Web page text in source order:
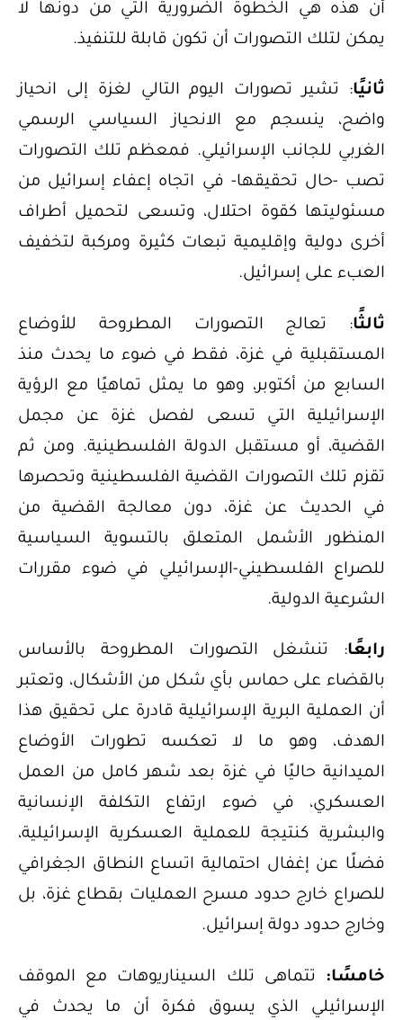
أن هذه هي الخطوة الضرورية التي من دونها لا
يمكن لتلك التصورات أن تكون قابلة للتنفيذ.
ثانيًا: تشير تصورات اليوم التالي لغزة إلى انحياز
واضح، ينسجم مع الانحياز السياسي الرسمي
الغربي للجانب الإسرائيلي. فمعظم تلك التصورات
تصب -حال تحقيقها- في اتجاه إعفاء إسرائيل من
مسئوليتها كقوة احتلال، وتسعى لتحميل أطراف
أخرى دولية وإقليمية تبعات كثيرة ومركبة لتخفيف
العبء على إسرائيل.
ثالثًا: تعالج التصورات المطروحة للأوضاع
المستقبلية في غزة، فقط في ضوء ما يحدث منذ
السابع من أكتوبر، وهو ما يمثل تماهيًا مع الرؤية
الإسرائيلية التي تسعى لفصل غزة عن مجمل
القضية، أو مستقبل الدولة الفلسطينية. ومن ثم
تقزم تلك التصورات القضية الفلسطينية وتحصرها
في الحديث عن غزة، دون معالجة القضية من
المنظور الأشمل المتعلق بالتسوية السياسية
للصراع الفلسطيني-الإسرائيلي في ضوء مقررات
الشرعية الدولية.
رابعًا: تنشغل التصورات المطروحة بالأساس
بالقضاء على حماس بأي شكل من الأشكال، وتعتبر
أن العملية البرية الإسرائيلية قادرة على تحقيق هذا
الهدف، وهو ما لا تعكسه تطورات الأوضاع
الميدانية حاليًا في غزة بعد شهر كامل من العمل
العسكري، في ضوء ارتفاع التكلفة الإنسانية
والبشرية كنتيجة للعملية العسكرية الإسرائيلية،
فضلًا عن إغفال احتمالية اتساع النطاق الجغرافي
للصراع خارج حدود مسرح العمليات بقطاع غزة، بل
وخارج حدود دولة إسرائيل.
خامسًا:تتماهى تلك السيناريوهات مع الموقف
الإسرائيلي الذي يسوق فكرة أن ما يحدث في